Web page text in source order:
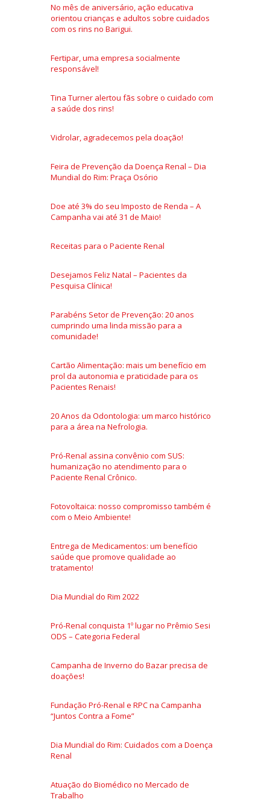
No mês de aniversário, ação educativa
orientou crianças e adultos sobre cuidados
com os rins no Barigui.
Fertipar, uma empresa socialmente
responsável!
Tina Turner alertou fãs sobre o cuidado com
a saúde dos rins!
Vidrolar, agradecemos pela doação!
Feira de Prevenção da Doença Renal – Dia
Mundial do Rim: Praça Osório
Doe até 3% do seu Imposto de Renda – A
Campanha vai até 31 de Maio!
Receitas para o Paciente Renal
Desejamos Feliz Natal – Pacientes da
Pesquisa Clínica!
Parabéns Setor de Prevenção: 20 anos
cumprindo uma linda missão para a
comunidade!
Cartão Alimentação: mais um benefício em
prol da autonomia e praticidade para os
Pacientes Renais!
20 Anos da Odontologia: um marco histórico
para a área na Nefrologia.
Pró-Renal assina convênio com SUS:
humanização no atendimento para o
Paciente Renal Crônico.
Fotovoltaica: nosso compromisso também é
com o Meio Ambiente!
Entrega de Medicamentos: um benefício
saúde que promove qualidade ao
tratamento!
Dia Mundial do Rim 2022
Pró-Renal conquista 1º lugar no Prêmio Sesi
ODS – Categoria Federal
Campanha de Inverno do Bazar precisa de
doações!
Fundação Pró-Renal e RPC na Campanha
“Juntos Contra a Fome”
Dia Mundial do Rim: Cuidados com a Doença
Renal
Atuação do Biomédico no Mercado de
Trabalho